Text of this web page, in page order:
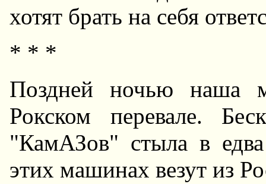
хотят брать на себя
* * *
Поздней ночью наша
Рокском перевале.
"КамАЗов" стыла в
этих машинах везут из